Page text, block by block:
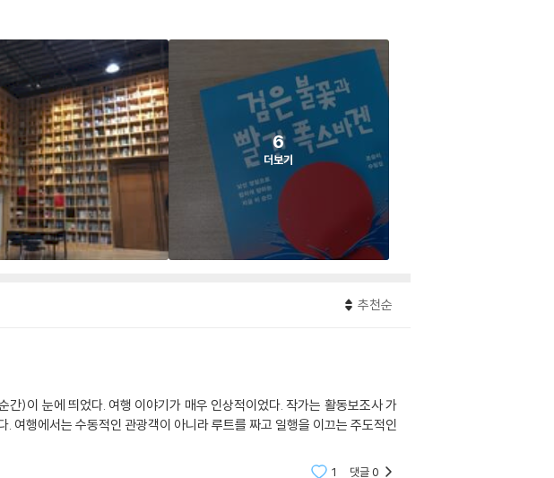
6
더보기
추천순
)이 눈에 띄었다. 여행 이야기가 매우 인상적이었다. 작가는 활동보조사 가
여행에서는 수동적인 관광객이 아니라 루트를 짜고 일행을 이끄는 주도적인
1 댓글0